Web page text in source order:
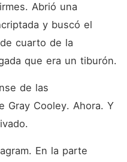
Abrió una
y buscó el
cuarto de la
que era un tiburón.
de las
Gray Cooley. Ahora. Y
En la parte